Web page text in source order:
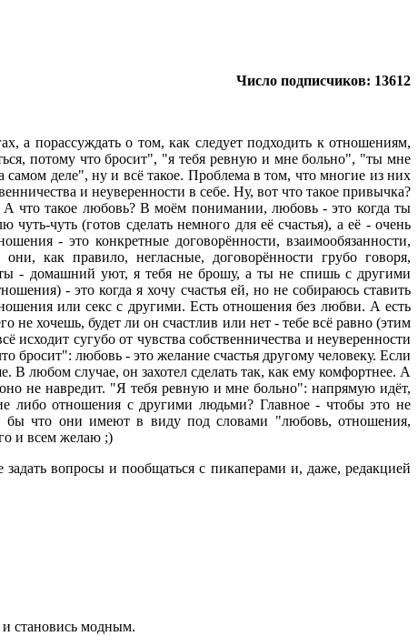
Число подписчиков: 13612
а порассуждать о том, как следует подходить к отношениям,
потому что бросит", "я тебя ревную и мне больно", "ты мне
деле", ну и всё такое. Проблема в том, что многие из них
и неуверенности в себе. Ну, вот что такое привычка?
А что такое любовь? В моём понимании, любовь - это когда ты
чуть (готов сделать немного для её счастья), а её - очень
- это конкретные договорённости, взаимообязанности,
как правило, негласные, договорённости грубо говоря,
- домашний уют, я тебя не брошу, а ты не спишь с другими
- это когда я хочу счастья ей, но не собираюсь ставить
или секс с другими. Есть отношения без любви. А есть
не хочешь, будет ли он счастлив или нет - тебе всё равно (этим
исходит сугубо от чувства собственничества и неуверенности
любовь - это желание счастья другому человеку. Если
В любом случае, он захотел сделать так, как ему комфортнее. А
не навредит. "Я тебя ревную и мне больно": напрямую идёт,
либо отношения с другими людьми? Главное - чтобы это не
что они имеют в виду под словами "любовь, отношения,
и всем желаю ;)
вопросы и пообщаться с пикаперами и, даже, редакцией
и становись модным.